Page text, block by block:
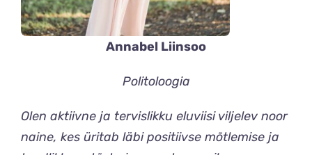
Annabel Liinsoo
Politoloogia
Olen aktiivne ja tervislikku eluviisi viljelev noor
naine, kes üritab läbi positiivse mõtlemise ja